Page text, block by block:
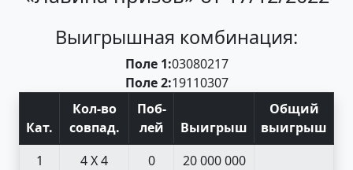
Выигрышная комбинация:
Поле 1:03080217
Поле 2:19110307
Кат.
Кол-во
совпад.
Поб-
лей
Выигрыш
Общий
выигрыш
1
4 X 4 0
20 000 000